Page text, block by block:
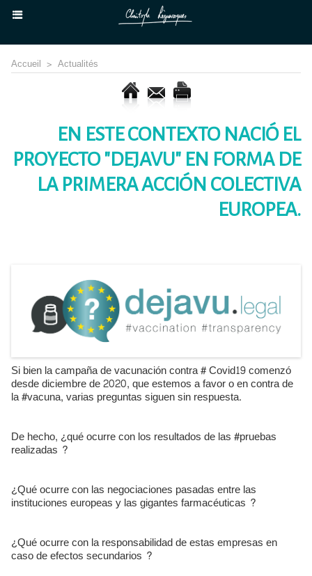
Accueil > Actualités
EN ESTE CONTEXTO NACIÓ EL
PROYECTO "DEJAVU" EN FORMA DE
LA PRIMERA ACCIÓN COLECTIVA
EUROPEA.
Si bien la campaña de vacunación contra # Covid19 comenzó
desde diciembre de 2020, que estemos a favor o en contra de
la #vacuna, varias preguntas siguen sin respuesta.
De hecho, ¿qué ocurre con los resultados de las #pruebas
realizadas ?
¿Qué ocurre con las negociaciones pasadas entre las
instituciones europeas y las gigantes farmacéuticas ?
¿Qué ocurre con la responsabilidad de estas empresas en
caso de efectos secundarios ?